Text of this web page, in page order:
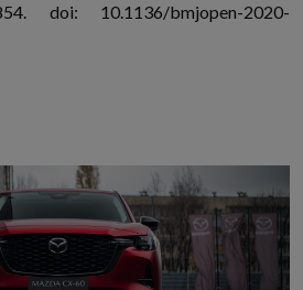
doi: 10.1136/bmjopen-2020-